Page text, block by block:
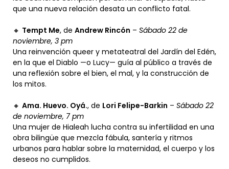
que una nueva relación desata un conflicto fatal.
🔸 Tempt Me, de Andrew Rincón – Sábado 22 de
noviembre, 3 pm
Una reinvención queer y metateatral del Jardín del Edén,
en la que el Diablo —o Lucy— guía al público a través de
una reflexión sobre el bien, el mal, y la construcción de
los mitos.
🔸 Ama. Huevo. Oyá., de Lori Felipe-Barkin – Sábado 22
de noviembre, 7 pm
Una mujer de Hialeah lucha contra su infertilidad en una
obra bilingüe que mezcla fábula, santería y ritmos
urbanos para hablar sobre la maternidad, el cuerpo y los
deseos no cumplidos.